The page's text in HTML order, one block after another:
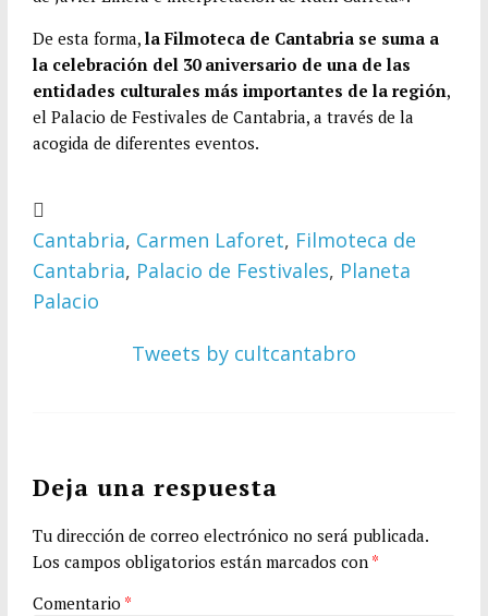
De esta forma, la Filmoteca de Cantabria se suma a
la celebración del 30 aniversario de una de las
entidades culturales más importantes de la región,
el Palacio de Festivales de Cantabria, a través de la
acogida de diferentes eventos.
Cantabria, Carmen Laforet, Filmoteca de
Cantabria, Palacio de Festivales, Planeta
Palacio
Tweets by cultcantabro
Deja una respuesta
Tu dirección de correo electrónico no será publicada.
Los campos obligatorios están marcados con *
Comentario *